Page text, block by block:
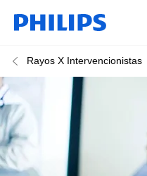
Rayos X Intervencionistas